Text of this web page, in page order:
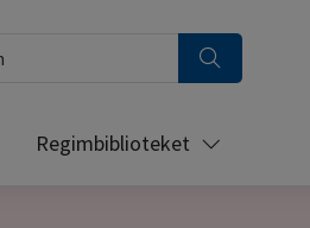
Regimbiblioteket